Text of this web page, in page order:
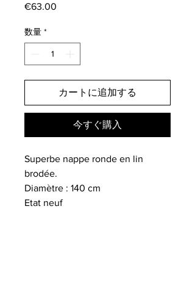
€63.00
数量 *
カートに追加する
今すぐ購入
Superbe nappe ronde en lin
brodée.
Diamètre : 140 cm
Etat neuf